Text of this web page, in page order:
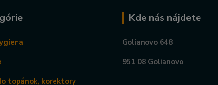
topánok, korektory
Kde nás nájdete
Golianovo 648
951 08 Golianovo